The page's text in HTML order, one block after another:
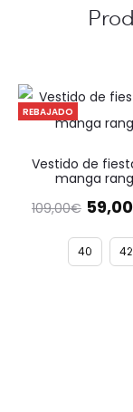
REBAJADO
Vestido de
manga
109,00€ El
era:
59,00
40 42